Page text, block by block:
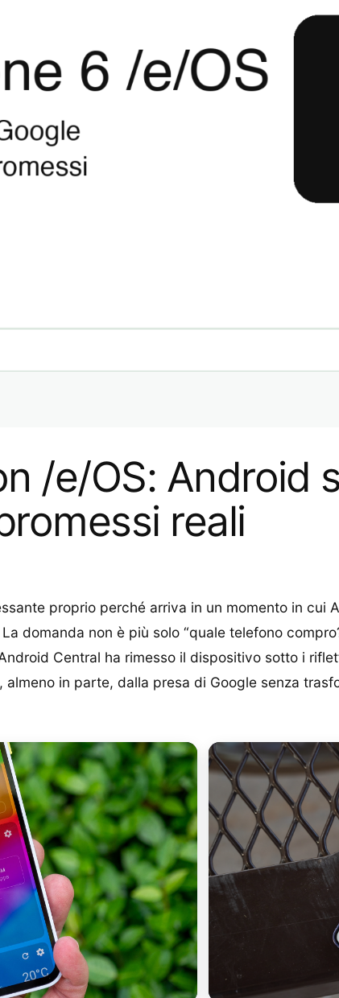
/e/OS: Android
reali
proprio perché arriva in un momento in cui
domanda non è più solo “quale telefono
Central ha rimesso il dispositivo sotto i
in parte, dalla presa di Google senza